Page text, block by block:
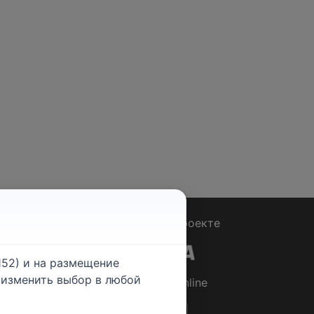
О проекте
© 2026Rabotniki.online
и на размещение
выбор в любой